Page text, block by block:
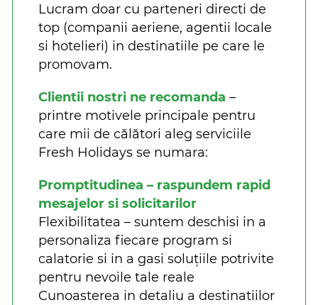
Lucram doar cu parteneri directi de
top (companii aeriene, agentii locale
si hotelieri) in destinatiile pe care le
promovam.
Clientii nostri ne recomanda –
printre motivele principale pentru
care mii de călători aleg serviciile
Fresh Holidays se numara:
Promptitudinea – raspundem rapid
mesajelor si solicitarilor
Flexibilitatea – suntem deschisi in a
personaliza fiecare program si
calatorie si in a gasi soluțiile potrivite
pentru nevoile tale reale
Cunoasterea in detaliu a destinatiilor